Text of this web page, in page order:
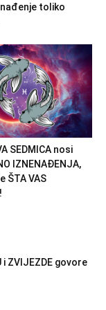
toliko
SEDMICA nosi
IZNENAĐENJA,
ŠTA VAS
i ZVIJEZDE govore